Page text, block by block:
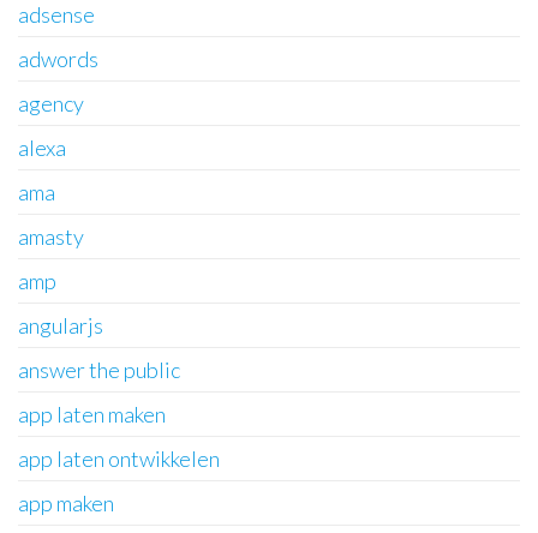
adsense
adwords
agency
alexa
ama
amasty
amp
angularjs
answer the public
app laten maken
app laten ontwikkelen
app maken